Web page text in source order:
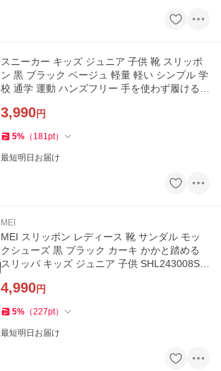
スニーカー キッズ ジュニア 子供 靴 スリッポ
ン 黒 ブラック ベージュ 軽量 軽い シンプル 学
校 通学 運動 ハンズフリー 手を使わず履ける Y
3,990円
5% （ 181pt）
最短明日お届け
MEI
MEI スリッポン レディース 靴 サンダル モッ
クシューズ 黒 ブラック カーキ かかと踏める
スリッパ キッズ ジュニア 子供 SHL243008SH
4,990円
5% （227pt）
最短明日お届け